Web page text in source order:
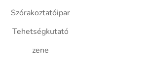
Szórakoztatóipar
Tehetségkutató
zene